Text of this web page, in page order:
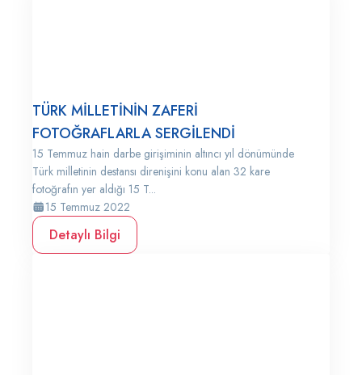
TÜRK MİLLETİNİN ZAFERİ
FOTOĞRAFLARLA SERGİLENDİ
15 Temmuz hain darbe girişiminin altıncı yıl dönümünde
Türk milletinin destansı direnişini konu alan 32 kare
fotoğrafın yer aldığı 15 T...
15 Temmuz 2022
Detaylı Bilgi